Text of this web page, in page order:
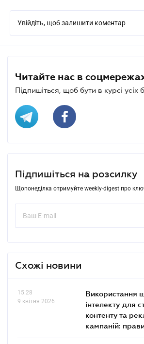
Увійдіть, щоб залишити коментар
Читайте нас в
Підпишіться, щоб бути в курсі усіх
Підпишіться на розсилку
Щопонеділка отримуйте weekly-digest про
Схожі новини
15.28
9 квітня 2026
Використання
інтелекту для
контенту та
кампаній: